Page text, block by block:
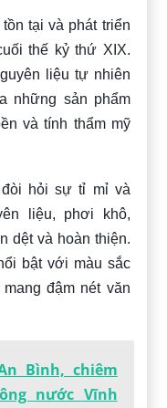
tại và phát triển
thế kỷ thứ XIX.
liệu tự nhiên
những sản phẩm
và tính thẩm mỹ
hỏi sự tỉ mỉ và
liệu, phơi khô,
dệt và hoàn thiện.
bật với màu sắc
đậm nét văn
Bình, chiêm
nước Vĩnh